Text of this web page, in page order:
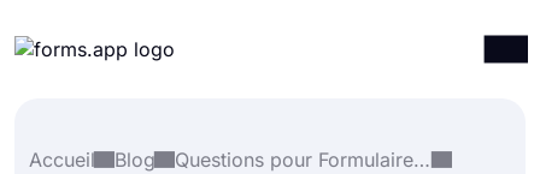
Intégrations
Accueil
Blog
Questions pour Formulaires, Enquêtes et Quiz